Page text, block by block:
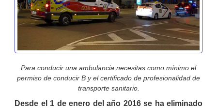
Para conducir una ambulancia necesitas como mínimo el
permiso de conducir B y el certificado de profesionalidad de
transporte sanitario.
Desde el 1 de enero del año 2016 se ha eliminado